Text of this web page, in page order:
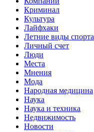
Криминал
Культура
Лайфхаки
Летние виды спорта
Личный счет
Люди
Места
Мнения
Мода
Народная медицина
Наука
Наука и техника
Недвижимость
Новости